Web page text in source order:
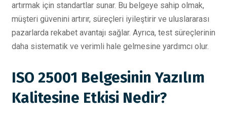
artırmak için standartlar sunar. Bu belgeye sahip olmak,
müşteri güvenini artırır, süreçleri iyileştirir ve uluslararası
pazarlarda rekabet avantajı sağlar. Ayrıca, test süreçlerinin
daha sistematik ve verimli hale gelmesine yardımcı olur.
ISO 25001 Belgesinin Yazılım
Kalitesine Etkisi Nedir?